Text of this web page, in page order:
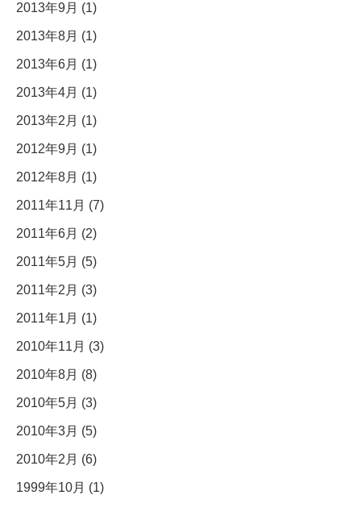
2013年9月 (1)
2013年8月 (1)
2013年6月 (1)
2013年4月 (1)
2013年2月 (1)
2012年9月 (1)
2012年8月 (1)
2011年11月 (7)
2011年6月 (2)
2011年5月 (5)
2011年2月 (3)
2011年1月 (1)
2010年11月 (3)
2010年8月 (8)
2010年5月 (3)
2010年3月 (5)
2010年2月 (6)
1999年10月 (1)